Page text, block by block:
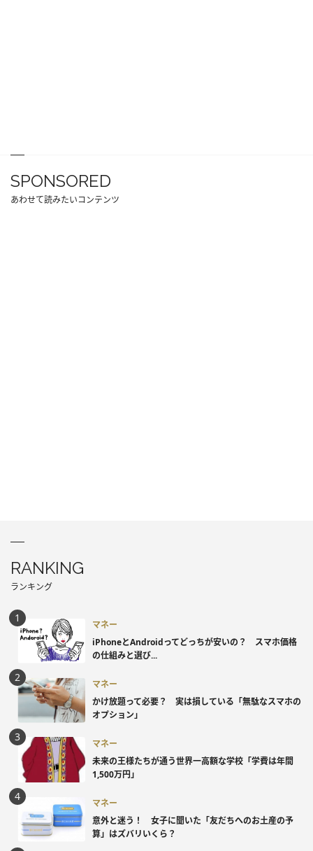
SPONSORED
あわせて読みたいコンテンツ
RANKING
ランキング
マネー
iPhoneとAndroidってどっちが安いの？ スマホ価格
の仕組みと選び...
マネー
かけ放題って必要？ 実は損している「無駄なスマホの
オプション」
マネー
未来の王様たちが通う世界一高額な学校「学費は年間
1,500万円」
マネー
意外と迷う！ 女子に聞いた「友だちへのお土産の予
算」はズバリいくら？